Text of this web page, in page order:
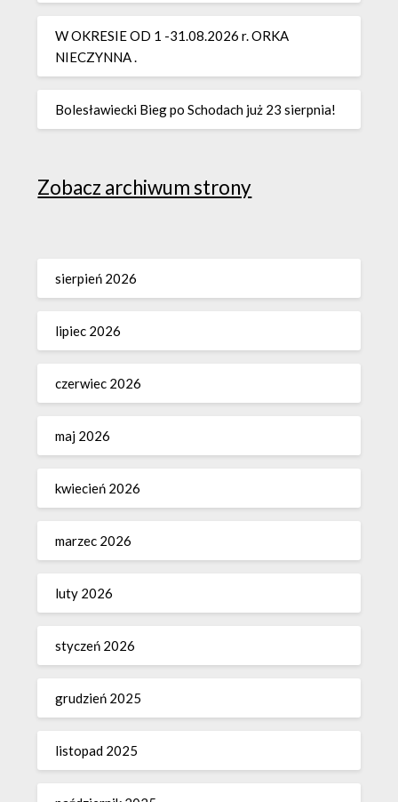
W OKRESIE OD 1 -31.08.2026 r. ORKA
NIECZYNNA .
Bolesławiecki Bieg po Schodach już 23 sierpnia!
Zobacz archiwum strony
sierpień 2026
lipiec 2026
czerwiec 2026
maj 2026
kwiecień 2026
marzec 2026
luty 2026
styczeń 2026
grudzień 2025
listopad 2025